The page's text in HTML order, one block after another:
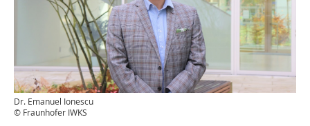
Dr. Emanuel Ionescu
© Fraunhofer IWKS